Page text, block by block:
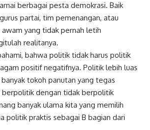
berbagai pesta demokrasi. Baik
partai, tim pemenangan, atau
yang tidak pernah letih
realitanya.
bahwa politik tidak harus politik
positif negatifnya. Politik lebih luas
tokoh panutan yang tegas
berpolitik dengan tidak berpolitik
banyak ulama kita yang memilih
politik praktis sebagai B bagian dari